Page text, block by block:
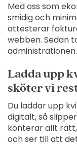
Med oss som
smidig och
attesterar
webben. Sedan
administrationen.
Ladda upp
sköter vi
Du laddar upp
digitalt, så
konterar allt
och ser till att